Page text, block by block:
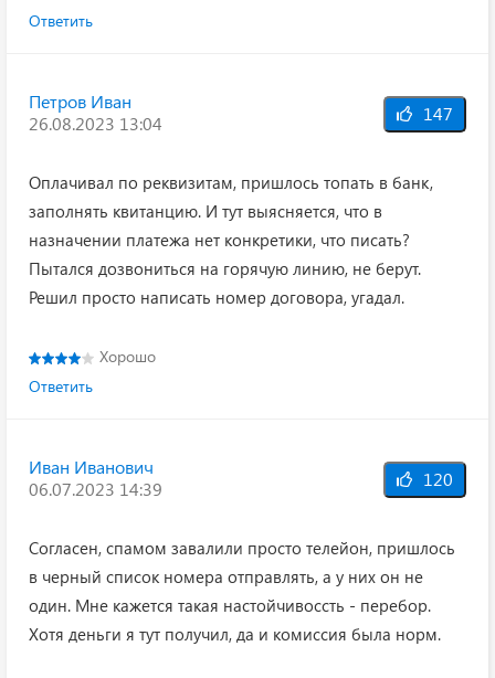
Ответить
Петров Иван
26.08.2023 13:04
147
Оплачивал по реквизитам, пришлось топать в банк,
заполнять квитанцию. И тут выясняется, что в
назначении платежа нет конкретики, что писать?
Пытался дозвониться на горячую линию, не берут.
Решил просто написать номер договора, угадал.
Хорошо
Ответить
Иван Иванович
06.07.2023 14:39
120
Согласен, спамом завалили просто телейон, пришлось
в черный список номера отправлять, а у них он не
один. Мне кажется такая настойчивоссть - перебор.
Хотя деньги я тут получил, да и комиссия была норм.